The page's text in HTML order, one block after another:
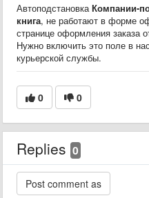
Автоподстановка Компании-
книга, не работают в форме
странице оформления заказа
Нужно включить это поле в
курьерской службы.
0 0
Replies 0